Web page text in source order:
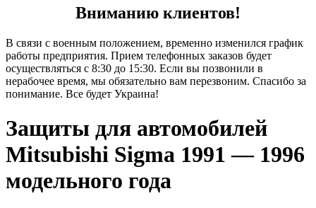
Вниманию клиентов!
В связи с военным положением, временно изменился график
работы предприятия. Прием телефонных заказов будет
осуществляться с 8:30 до 15:30. Если вы позвонили в
нерабочее время, мы обязательно вам перезвоним. Спасибо за
понимание. Все будет Украина!
Защиты для автомобилей
Mitsubishi Sigma 1991 — 1996
модельного года